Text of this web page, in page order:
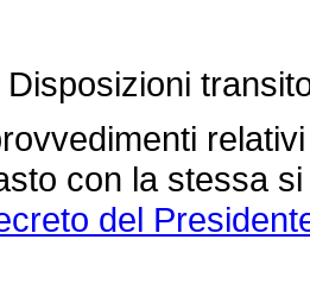
Disposizioni
relativi
con la stessa
del